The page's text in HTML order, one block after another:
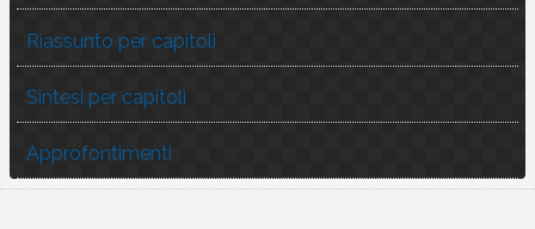
Riassunto per capitoli
Sintesi per capitoli
Approfontimenti